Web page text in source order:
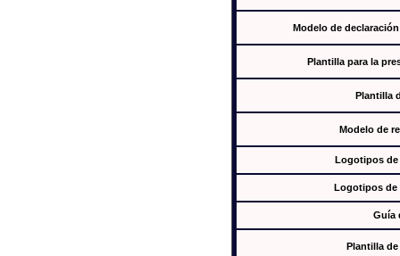
Modelo de
Plantilla para la
Plantilla
Modelo de
Logotipos de
Logotipos de
Guía
Plantilla